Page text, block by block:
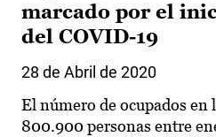
marcado por el
del COVID-19
28 de Abril de 2020
El número de ocupados en
800.900 personas entre